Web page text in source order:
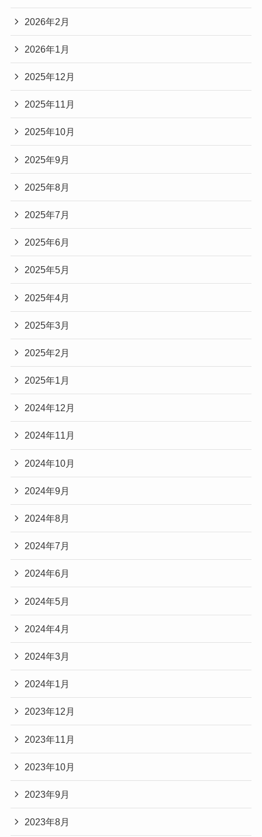
2026年2月
2026年1月
2025年12月
2025年11月
2025年10月
2025年9月
2025年8月
2025年7月
2025年6月
2025年5月
2025年4月
2025年3月
2025年2月
2025年1月
2024年12月
2024年11月
2024年10月
2024年9月
2024年8月
2024年7月
2024年6月
2024年5月
2024年4月
2024年3月
2024年1月
2023年12月
2023年11月
2023年10月
2023年9月
2023年8月